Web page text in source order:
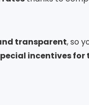
transparent, so
incentives